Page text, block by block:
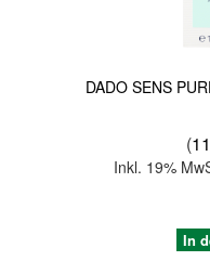
DADO SENS
(
Inkl. 19%
In